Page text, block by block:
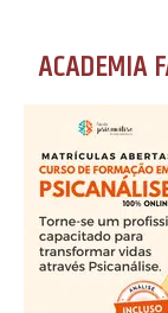
ACADEMIA